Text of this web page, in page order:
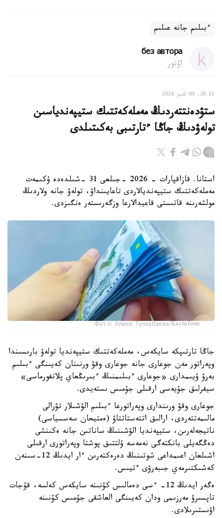
ءبىلىم جانە عىلىم
без автора
اۆتور
20:11, 05 تامىز 2026
ستۋدەنتتەردىڭ مەملەكەتتىك ستيپەندياسىن
تولەۋدىڭ جاڭا ءتارتىبى بەكىتىلدى
استانا. قازاقپارات - 2026 -جىلعى 31 -شىلدەدە ۇكىمەت
مەملەكەتتىك ستيپەنديالاردى تاعايىنداۋ، تولەۋ جانە ولاردىڭ
مولشەرىنە قاتىستى قاعيدالارعا وزگەرىستەر ەنگىزدى.
Фото: Алина Тулеубаева/Kazinform
جاڭا تارتىپكە سايكەس، مەملەكەتتىك ستيپەنديا تولەۋ بارىسىندا
وپەراتور مەن جوعارى جانە جوعارى وقۋ ورنىنان كەيىنگى ءبىلىم
بەرۋ ۇيىمدارى «جوعارى ءبىلىمنىڭ ءبىرىڭعاي پلاتفورماسى»
سيفرلىق جۇيەسى ارقىلى جۇمىس ىستەيدى.
جوعارى وقۋ ورىندارى وپەراتورعا ءبىلىم الۋشىلار تۋرالى
مالىمەتتەردى، ارالىق اتتەستاتتاۋ (ەمتيحان سەسسياسى)
ناتيجەلەرىن، ستيپەنديا الۋشىنىڭ ساناتىن جانە ەكىنشى
دەڭگەيلى بانكتەگى نەمەسە ۇلتتىق پوشتا وپەراتورى ارقىلى
اشىلعان اعىمداعى شوتىنىڭ دەرەكتەرىن ءار ايدىڭ 12-سىنەن
كەشىكتىرمەي جىبەرۋى ءتيىس.
ەگەر ايدىڭ 12- ءسى دەمالىس كۇنىنە سايكەس كەلسە، قۇجات
تاپسىرۋ مەرزىمى ودان كەيىنگى العاشقى جۇمىس كۇنىنە
اۋىستىرىلادى.